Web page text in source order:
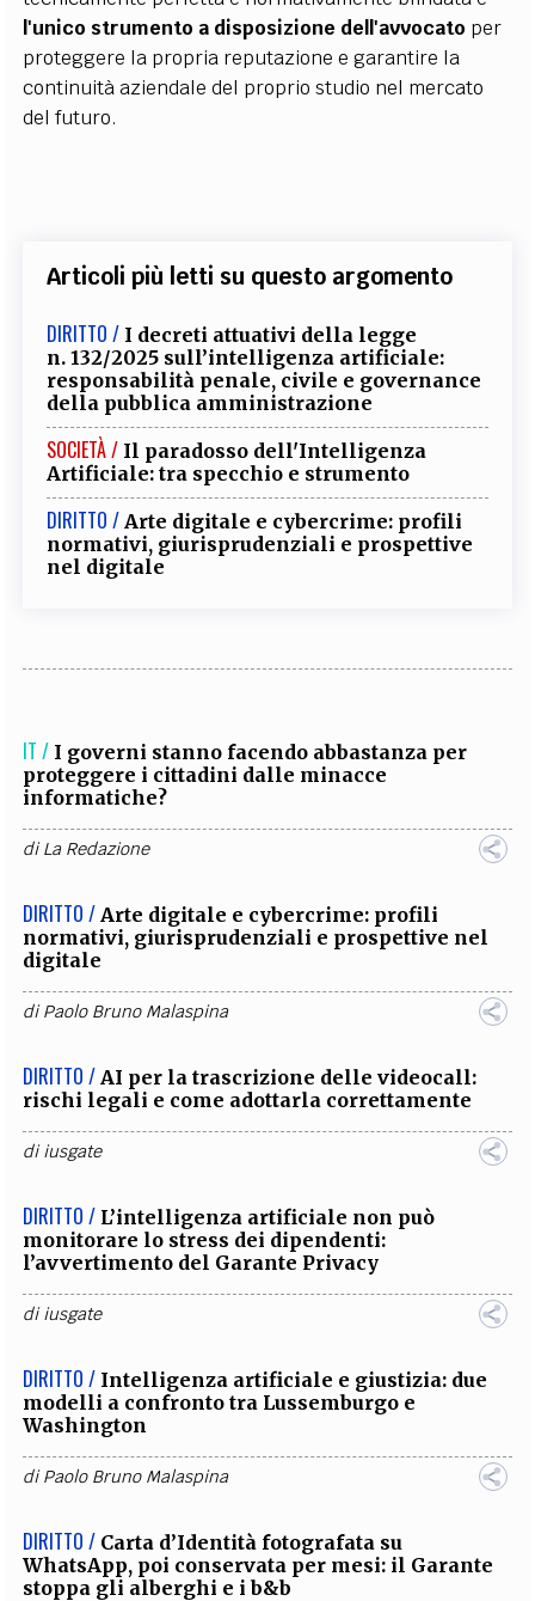
l'unico strumento a disposizione dell'avvocato per
proteggere la propria reputazione e garantire la
continuità aziendale del proprio studio nel mercato
del futuro.
Articoli più letti su questo argomento
DIRITTO / I decreti attuativi della legge
n. 132/2025 sull’intelligenza artificiale:
responsabilità penale, civile e governance
della pubblica amministrazione
SOCIETÀ / Il paradosso dell'Intelligenza
Artificiale: tra specchio e strumento
DIRITTO / Arte digitale e cybercrime: profili
normativi, giurisprudenziali e prospettive
nel digitale
IT / I governi stanno facendo abbastanza per
proteggere i cittadini dalle minacce
informatiche?
diLa Redazione
DIRITTO / Arte digitale e cybercrime: profili
normativi, giurisprudenziali e prospettive nel
digitale
diPaolo Bruno Malaspina
DIRITTO / AI per la trascrizione delle videocall:
rischi legali e come adottarla correttamente
diiusgate
DIRITTO / L’intelligenza artificiale non può
monitorare lo stress dei dipendenti:
l’avvertimento del Garante Privacy
diiusgate
DIRITTO / Intelligenza artificiale e giustizia: due
modelli a confronto tra Lussemburgo e
Washington
diPaolo Bruno Malaspina
DIRITTO / Carta d’Identità fotografata su
WhatsApp, poi conservata per mesi: il Garante
stoppa gli alberghi e i b&b